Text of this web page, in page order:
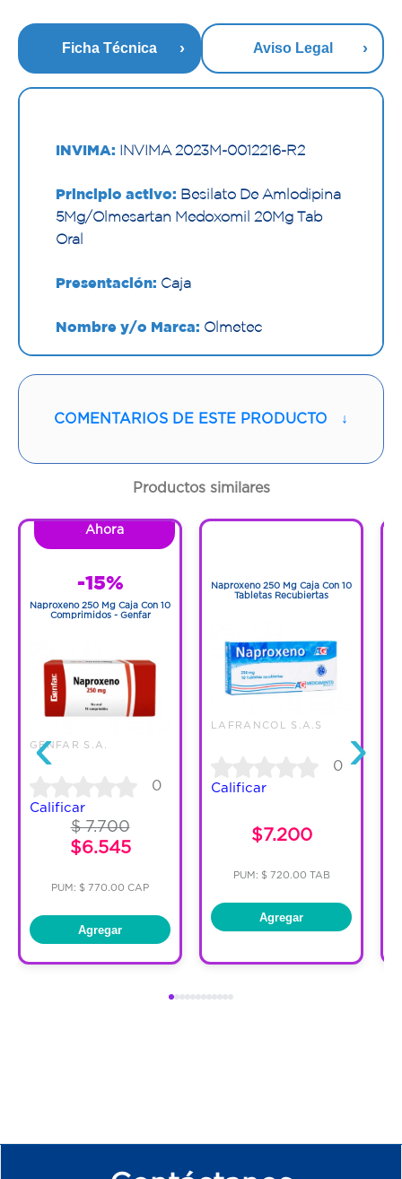
Ficha Técnica Aviso Legal
INVIMA: INVIMA 2023M-0012216-R2
Principio activo: Besilato De Amlodipina
5Mg/Olmesartan Medoxomil 20Mg Tab
Oral
Presentación: Caja
Nombre y/o Marca: Olmetec
Proveedor:PFIZER S.A.S.
Vía de administración:ORAL
Código:1254026
COMENTARIOS DE ESTE PRODUCTO ↓
Productos similares
‹
Ahora
-15%
Naproxeno 250 Mg Caja Con 10
Comprimidos - Genfar
GENFAR S.A.
0
Calificar
$ 7.700
$6.545
PUM: $ 770.00 CAP
Agregar
Naproxeno 250 Mg Caja Con 10
Tabletas Recubiertas
LAFRANCOL S.A.S
0
Calificar
$7.200
PUM: $ 720.00 TAB
Agregar
›